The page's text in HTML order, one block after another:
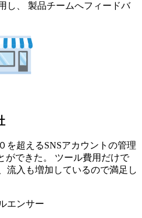
し、 製品チームへフィードバ
を超えるSNSアカウントの管理
ができた。 ツール費用だけで
流入も増加しているので満足し
エンサー